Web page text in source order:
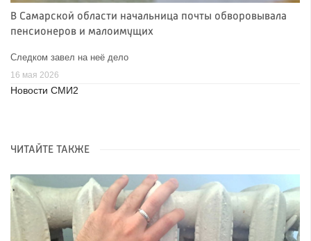
В Самарской области начальница почты обворовывала
пенсионеров и малоимущих
Следком завел на неё дело
16 мая 2026
Новости СМИ2
ЧИТАЙТЕ ТАКЖЕ